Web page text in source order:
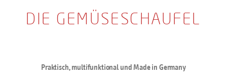
DIE GEMÜSESCHAUFEL
Praktisch, multifunktional und Made in Germany